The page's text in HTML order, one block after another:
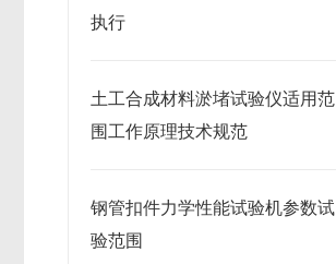
执行
土工合成材料淤堵试验仪适用范
围工作原理技术规范
钢管扣件力学性能试验机参数试
验范围